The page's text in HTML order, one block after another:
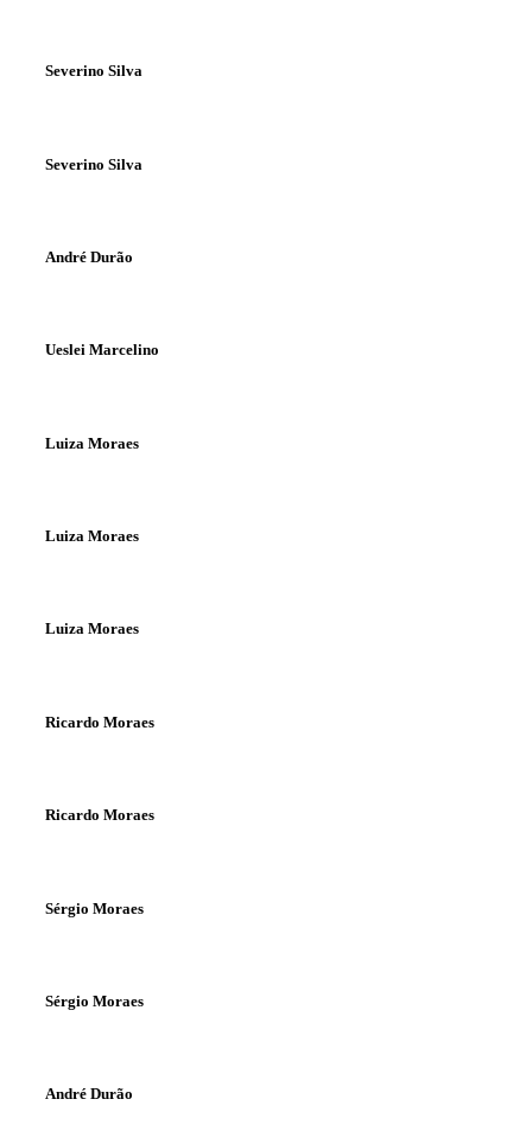
Severino Silva
Severino Silva
André Durão
Ueslei Marcelino
Luiza Moraes
Luiza Moraes
Luiza Moraes
Ricardo Moraes
Ricardo Moraes
Sérgio Moraes
Sérgio Moraes
André Durão